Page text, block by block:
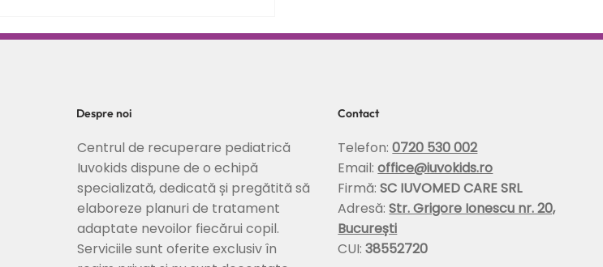
psihică: între libertate
Despre noi
Centrul de recuperare pediatrică
Iuvokids dispune de o echipă
specializată, dedicată și pregătită să
elaboreze planuri de tratament
adaptate nevoilor fiecărui copil.
Serviciile sunt oferite exclusiv în
Contact
Telefon:0720 530 002
Email:office@iuvokids.ro
Firmă:SC IUVOMED CARE SRL
Adresă:Str. Grigore Ionescu nr. 20,
București
CUI:38552720